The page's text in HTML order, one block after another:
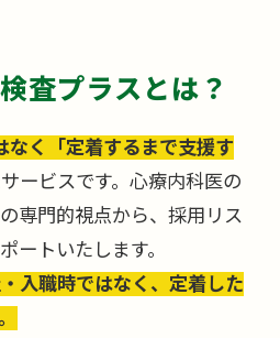
査プラスとは？
なく「定着するまで支援す
ービスです。心療内科医の
専門的視点から、採用リス
ートいたします。
入職時ではなく、定着した